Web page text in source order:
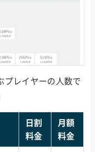
プレイヤーの人数で
日割
料金
月額
料金